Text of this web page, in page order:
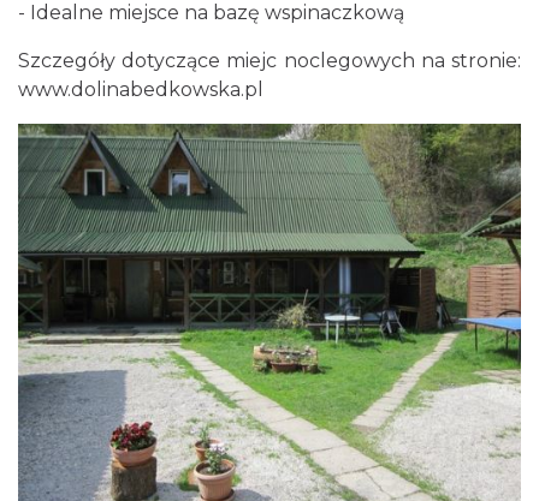
- Idealne miejsce na bazę wspinaczkową
Szczegóły dotyczące miejc noclegowych na stronie:
www.dolinabedkowska.pl